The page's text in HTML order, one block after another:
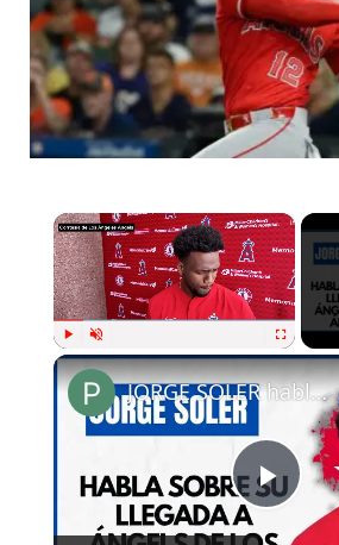
×
Play Unmute Fullscreen
JORGE SOLER habla sobre su llegada a Los Ángeles Angels